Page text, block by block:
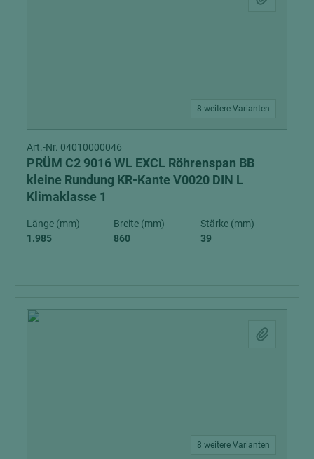
8 weitere Varianten
Art.-Nr. 04010000046
PRÜM C2 9016 WL EXCL Röhrenspan BB
kleine Rundung KR-Kante V0020 DIN L
Klimaklasse 1
Länge (mm)
1.985
Breite (mm)
860
Stärke (mm)
39
8 weitere Varianten